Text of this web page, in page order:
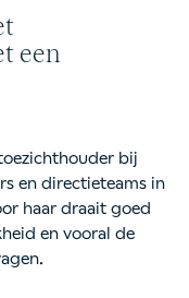
een
bij
en directieteams in
haar draait goed
en vooral de